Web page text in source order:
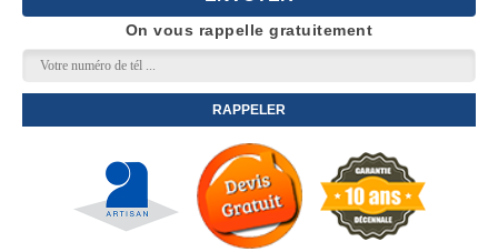
On vous rappelle gratuitement